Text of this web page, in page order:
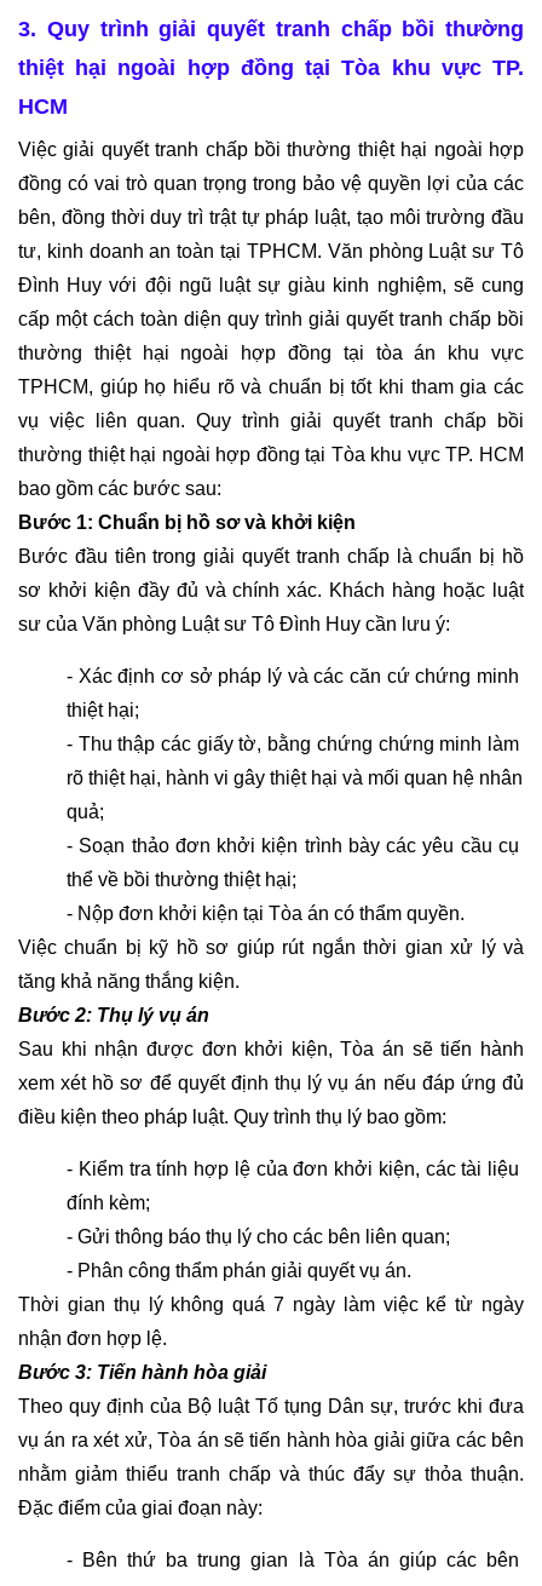
HỎI
ĐÁP
TƯ
PHÁP
HỘ
TỊCH
HỎI
ĐÁP
LUẬT
DOANH
NGHIỆP
HỎI
ĐÁP
LUẬT
CÔNG
CHỨC
VIÊN
CHỨC
HÀNH
CHÍNH
THUẾ
TÀI
CHÍNH
HỎI
ĐÁP
LUẬT
HỢP
NHẬP
CẢNH
HỎI
ĐÁP
LUẬT
THƯƠNG
MẠI
3. Quy trình giải quyết tranh chấp bồi thường
thiệt hại ngoài hợp đồng tại Tòa khu vực TP.
HCM
Việc giải quyết tranh chấp bồi thường thiệt hại ngoài hợp
đồng có vai trò quan trọng trong bảo vệ quyền lợi của các
bên, đồng thời duy trì trật tự pháp luật, tạo môi trường đầu
tư, kinh doanh an toàn tại TPHCM. Văn phòng Luật sư Tô
Đình Huy với đội ngũ luật sự giàu kinh nghiệm, sẽ cung
cấp một cách toàn diện quy trình giải quyết tranh chấp bồi
thường thiệt hại ngoài hợp đồng tại tòa án khu vực
TPHCM, giúp họ hiểu rõ và chuẩn bị tốt khi tham gia các
vụ việc liên quan. Quy trình giải quyết tranh chấp bồi
thường thiệt hại ngoài hợp đồng tại Tòa khu vực TP. HCM
bao gồm các bước sau:
Bước 1: Chuẩn bị hồ sơ và khởi kiện
Bước đầu tiên trong giải quyết tranh chấp là chuẩn bị hồ
sơ khởi kiện đầy đủ và chính xác. Khách hàng hoặc luật
sư của Văn phòng Luật sư Tô Đình Huy cần lưu ý:
- Xác định cơ sở pháp lý và các căn cứ chứng minh
thiệt hại;
- Thu thập các giấy tờ, bằng chứng chứng minh làm
rõ thiệt hại, hành vi gây thiệt hại và mối quan hệ nhân
quả;
- Soạn thảo đơn khởi kiện trình bày các yêu cầu cụ
thể về bồi thường thiệt hại;
- Nộp đơn khởi kiện tại Tòa án có thẩm quyền.
Việc chuẩn bị kỹ hồ sơ giúp rút ngắn thời gian xử lý và
tăng khả năng thắng kiện.
Bước 2: Thụ lý vụ án
Sau khi nhận được đơn khởi kiện, Tòa án sẽ tiến hành
xem xét hồ sơ để quyết định thụ lý vụ án nếu đáp ứng đủ
điều kiện theo pháp luật. Quy trình thụ lý bao gồm:
- Kiểm tra tính hợp lệ của đơn khởi kiện, các tài liệu
đính kèm;
- Gửi thông báo thụ lý cho các bên liên quan;
- Phân công thẩm phán giải quyết vụ án.
Thời gian thụ lý không quá 7 ngày làm việc kể từ ngày
nhận đơn hợp lệ.
Bước 3: Tiến hành hòa giải
Theo quy định của Bộ luật Tố tụng Dân sự, trước khi đưa
vụ án ra xét xử, Tòa án sẽ tiến hành hòa giải giữa các bên
nhằm giảm thiểu tranh chấp và thúc đẩy sự thỏa thuận.
Đặc điểm của giai đoạn này:
- Bên thứ ba trung gian là Tòa án giúp các bên